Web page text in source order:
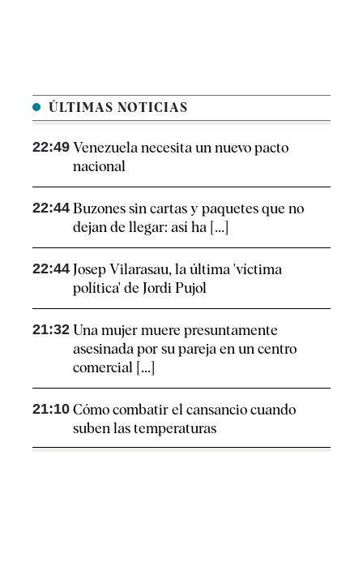
ÚLTIMAS NOTICIAS
22:49 Venezuela necesita un nuevo pacto
nacional
22:44 Buzones sin cartas y paquetes que no
dejan de llegar: así ha [...]
22:44 Josep Vilarasau, la última 'víctima
política' de Jordi Pujol
21:32 Una mujer muere presuntamente
asesinada por su pareja en un centro
comercial [...]
21:10 Cómo combatir el cansancio​ cuando
suben las temperaturas